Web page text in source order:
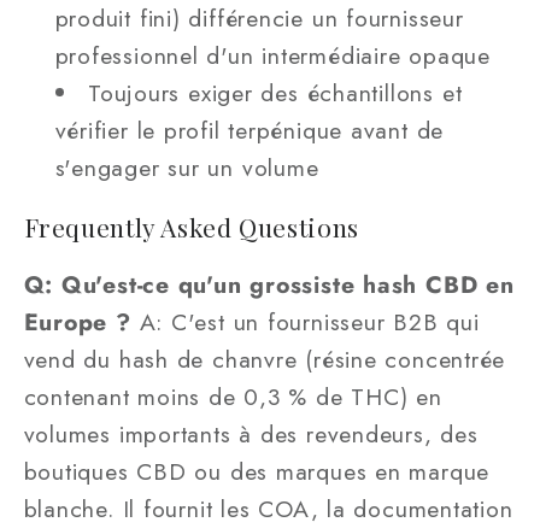
produit fini) différencie un fournisseur
professionnel d'un intermédiaire opaque
Toujours exiger des échantillons et
vérifier le profil terpénique avant de
s'engager sur un volume
Frequently Asked Questions
Q: Qu'est-ce qu'un grossiste hash CBD en
Europe ? A: C'est un fournisseur B2B qui
vend du hash de chanvre (résine concentrée
contenant moins de 0,3 % de THC) en
volumes importants à des revendeurs, des
boutiques CBD ou des marques en marque
blanche. Il fournit les COA, la documentation